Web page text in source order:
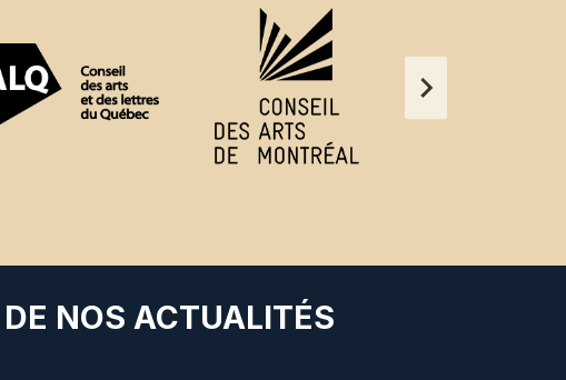
NOS ACTUALITÉS